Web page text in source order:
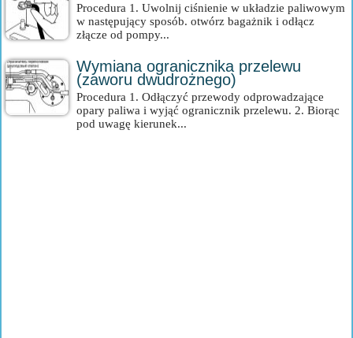
Procedura 1. Uwolnij ciśnienie w układzie paliwowym
w następujący sposób. otwórz bagażnik i odłącz
złącze od pompy...
Wymiana ogranicznika przelewu
(zaworu dwudrożnego)
Procedura 1. Odłączyć przewody odprowadzające
opary paliwa i wyjąć ogranicznik przelewu. 2. Biorąc
pod uwagę kierunek...